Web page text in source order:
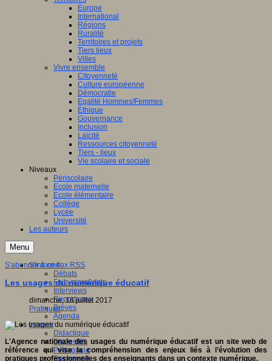
Europe
International
Régions
Ruralité
Territoires et projets
Tiers lieux
Villes
Vivre ensemble
Citoyenneté
Culture européenne
Démocratie
Egalité Hommes/Femmes
Ethique
Gouvernance
Inclusion
Laïcité
Ressources citoyenneté
Tiers - lieux
Vie scolaire et sociale
Niveaux
Périscolaire
Ecole maternelle
Ecole élémentaire
Collège
Lycée
Université
Les auteurs
Menu
S'informer
Débats
Faits marquants
Interviews
Reportages
Brèves
Agenda
Innover
Didactique
Dispositifs
Pédagogie
Recherche
S'abonner à ce flux RSS
Les usages du numérique éducatif
dimanche, 16 juillet 2017
Pratiques
L'Agence nationale des usages du numérique éducatif est un site web de
référence qui vise la compréhension des enjeux liés à l’évolution des
pratiques professionnelles des enseignants dans un contexte numérique.